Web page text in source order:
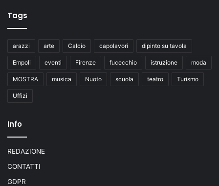
Tags
arazzi arte Calcio capolavori dipinto su tavola
Empoli eventi Firenze fucecchio istruzione moda
MOSTRA musica Nuoto scuola teatro Turismo
Uffizi
Info
REDAZIONE
CONTATTI
GDPR